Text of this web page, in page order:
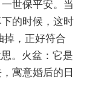
世保平安。当
的时候，这时
掉，正好符合
。火盆：它是
寓意婚后的日